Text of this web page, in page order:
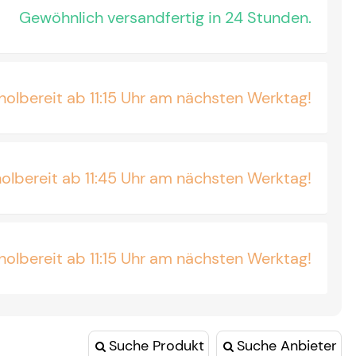
Gewöhnlich versandfertig in 24 Stunden.
ab 11:15 Uhr am nächsten Werktag!
ab 11:45 Uhr am nächsten Werktag!
ab 11:15 Uhr am nächsten Werktag!
Suche Produkt Suche Anbieter